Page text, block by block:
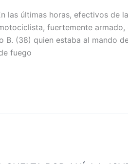
las últimas horas, efectivos de
fuertemente
B. (38) quien estaba al mando
fuego